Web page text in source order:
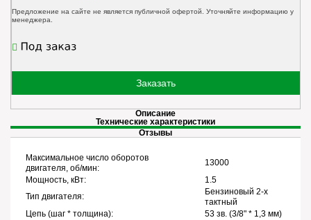
Предложение на сайте не является публичной офертой. Уточняйте информацию у
менеджера.
Заказать
Описание
Технические характеристики
Отзывы
Максимальное число оборотов
двигателя, об/мин:
13000
Мощность, кВт:
1.5
Тип двигателя:
Бензиновый 2-х
тактный
Цепь (шаг * толщина):
53 зв. (3/8" * 1,3 мм)